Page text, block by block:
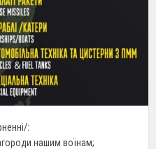
:
нашим воїнам;